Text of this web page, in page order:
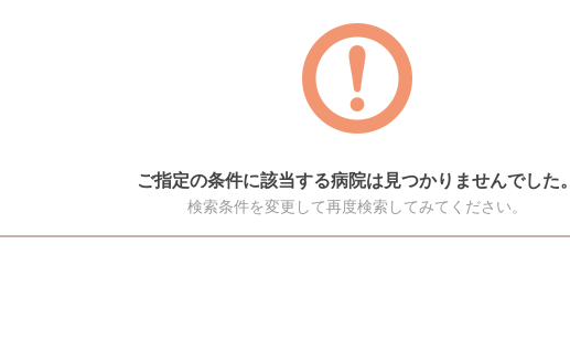
ご指定の条件に該当する病院は見つかりませんでした。
検索条件を変更して再度検索してみてください。